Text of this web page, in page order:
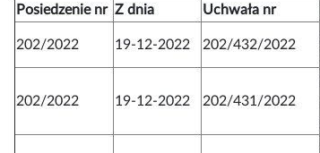
Posiedzenie nr Z dnia Uchwała nr
202/2022 19-12-2022 202/432/2022
202/2022 19-12-2022 202/431/2022